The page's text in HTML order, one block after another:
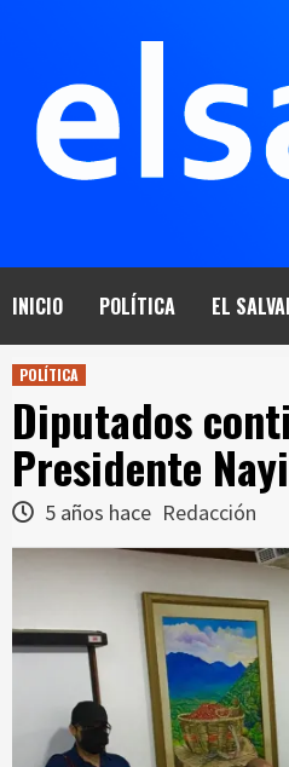
INICIO POLÍTICA EL
POLÍTICA
Diputados
Presidente
5 años hace Redacción